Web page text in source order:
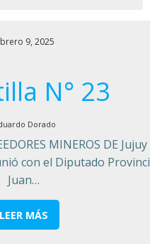
9, 2025
N° 23
Dorado
MINEROS DE Jujuy
con el Diputado
Juan…
LEER MÁS